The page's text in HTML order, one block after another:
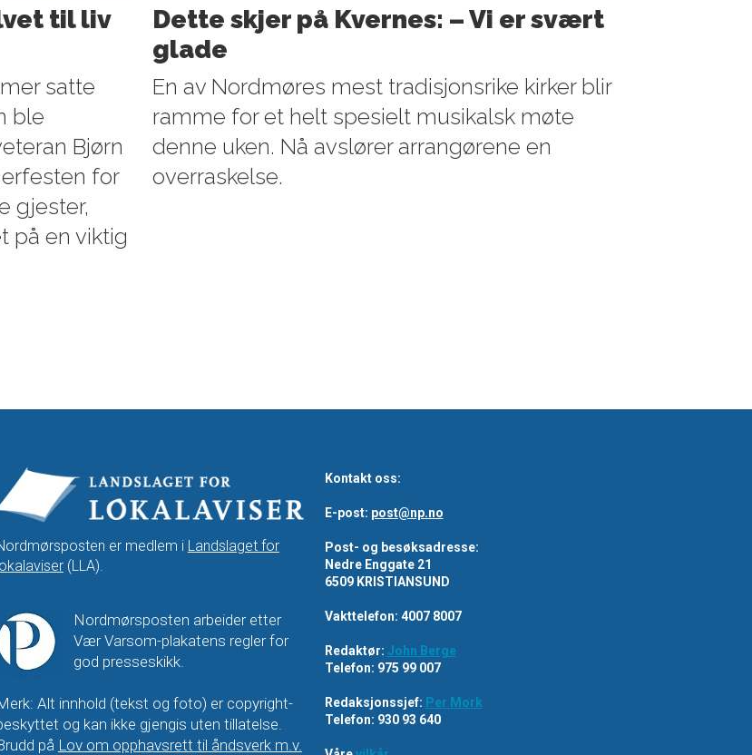
til liv
satte
ble
Bjørn
for
gjester,
på en viktig
Dette skjer på Kvernes: – Vi er svært
glade
En av Nordmøres mest tradisjonsrike kirker blir
ramme for et helt spesielt musikalsk møte
denne uken. Nå avslører arrangørene en
overraskelse.
er medlem i Landslaget for
(LLA).
Nordmørsposten arbeider etter
Vær Varsom-plakatens regler for
god presseskikk.
Alt innhold (tekst og foto) er copyright-
og kan ikke gjengis uten tillatelse.
på Lov om opphavsrett til åndsverk m.v.
Kontakt oss:
E-post: post@np.no
Post- og besøksadresse:
Nedre Enggate 21
6509 KRISTIANSUND
Vakttelefon: 4007 8007
Redaktør: John Berge
Telefon: 975 99 007
Redaksjonssjef: Per Mork
Telefon: 930 93 640